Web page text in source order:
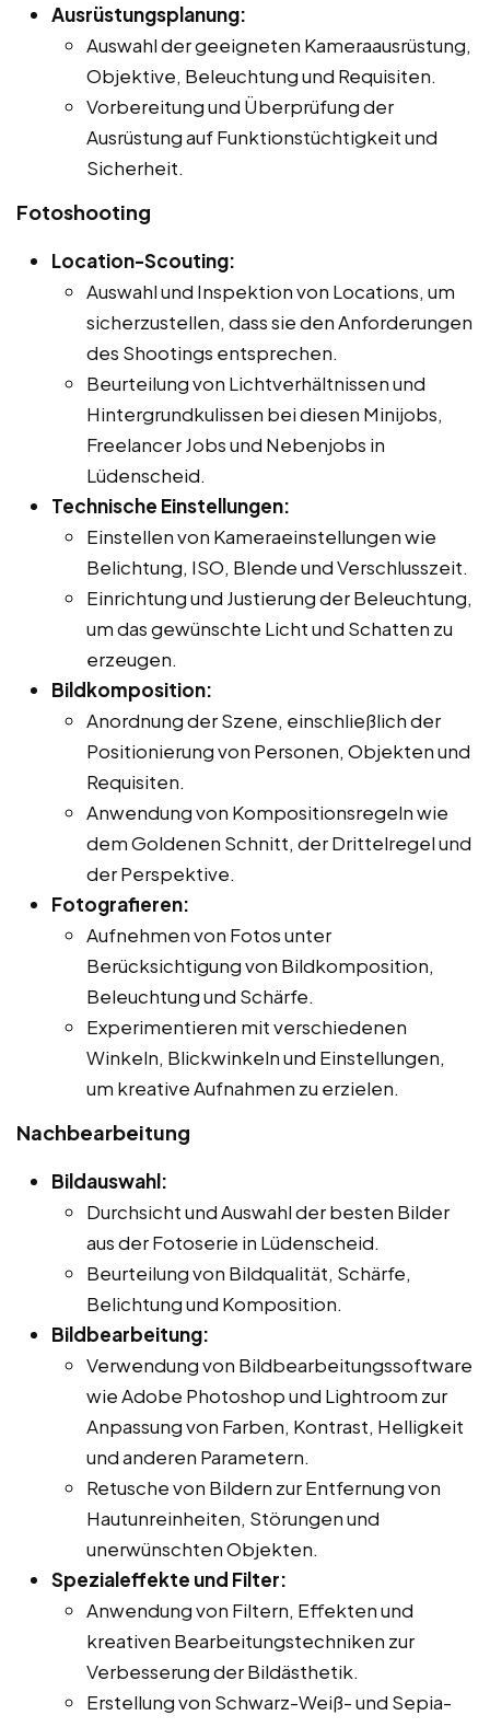
Ausrüstungsplanung:
Auswahl der geeigneten Kameraausrüstung,
Objektive, Beleuchtung und Requisiten.
Vorbereitung und Überprüfung der
Ausrüstung auf Funktionstüchtigkeit und
Sicherheit.
Fotoshooting
Location-Scouting:
Auswahl und Inspektion von Locations, um
sicherzustellen, dass sie den Anforderungen
des Shootings entsprechen.
Beurteilung von Lichtverhältnissen und
Hintergrundkulissen bei diesen Minijobs,
Freelancer Jobs und Nebenjobs in
Lüdenscheid.
Technische Einstellungen:
Einstellen von Kameraeinstellungen wie
Belichtung, ISO, Blende und Verschlusszeit.
Einrichtung und Justierung der Beleuchtung,
um das gewünschte Licht und Schatten zu
erzeugen.
Bildkomposition:
Anordnung der Szene, einschließlich der
Positionierung von Personen, Objekten und
Requisiten.
Anwendung von Kompositionsregeln wie
dem Goldenen Schnitt, der Drittelregel und
der Perspektive.
Fotografieren:
Aufnehmen von Fotos unter
Berücksichtigung von Bildkomposition,
Beleuchtung und Schärfe.
Experimentieren mit verschiedenen
Winkeln, Blickwinkeln und Einstellungen,
um kreative Aufnahmen zu erzielen.
Nachbearbeitung
Bildauswahl:
Durchsicht und Auswahl der besten Bilder
aus der Fotoserie in Lüdenscheid.
Beurteilung von Bildqualität, Schärfe,
Belichtung und Komposition.
Bildbearbeitung:
Verwendung von Bildbearbeitungssoftware
wie Adobe Photoshop und Lightroom zur
Anpassung von Farben, Kontrast, Helligkeit
und anderen Parametern.
Retusche von Bildern zur Entfernung von
Hautunreinheiten, Störungen und
unerwünschten Objekten.
Spezialeffekte und Filter:
Anwendung von Filtern, Effekten und
kreativen Bearbeitungstechniken zur
Verbesserung der Bildästhetik.
Erstellung von Schwarz-Weiß- und Sepia-